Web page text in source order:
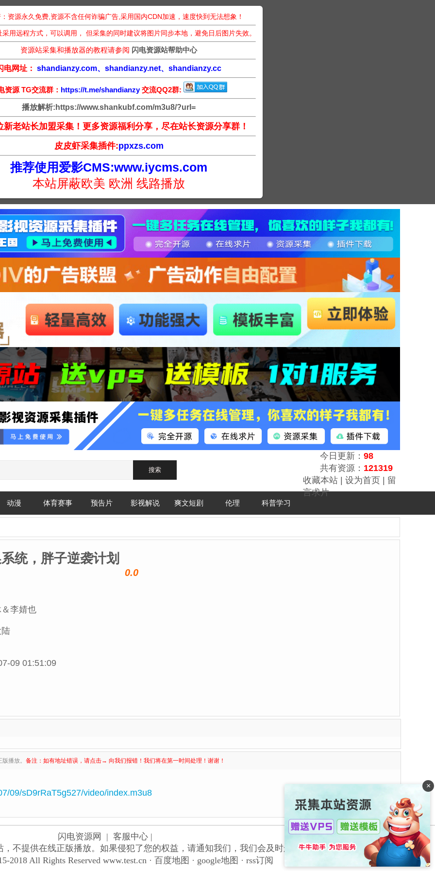
资源永久免费,资源不含任何诈骗广告,采用国内CDN加速，速度快到无法想象！
用远程方式，可以调用， 但采集的同时建议将图片同步本地，避免日后图片失效。
资源站采集和播放器的教程请参阅 闪电资源站帮助中心
电网址： shandianzy.com、shandianzy.net、shandianzy.cc
资源 TG交流群： https://t.me/shandianzy交流QQ2群:
播放解析:https://www.shankubf.com/m3u8/?url=
新老站长加盟采集！更多资源福利分享，尽在站长资源分享群！
皮皮虾采集插件:ppxzs.com
推荐使用爱影CMS:www.iycms.com
本站屏蔽欧美 欧洲 线路播放
今日更新： 98
共有资源： 121319
收藏本站
设为首页
留
言求片
动漫 体育赛事 预告片 影视解说 爽文短剧 伦理 科普学习
统，胖子逆袭计划
0.0
李婧也
09 01:51:09
播放。 备注：如有地址错误，请点击→ 向我们报错！我们将在第一时间处理！谢谢！
09/sD9rRaT5g527/video/index.m3u8
闪电资源网
| 客服中心 |
不提供在线正版播放。如果侵犯了您的权益，请通知我们，我们会及时删除侵权内容，谢谢合作！
2018 All Rights Reserved www.test.cn· 百度地图 · google地图 · rss订阅
×